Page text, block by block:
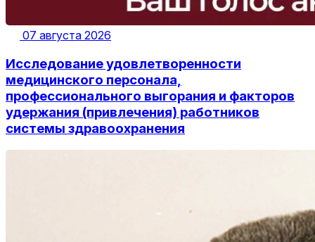
07 августа 2026
Исследование удовлетворенности
медицинского персонала,
профессионального выгорания и факторов
удержания (привлечения) работников
системы здравоохранения